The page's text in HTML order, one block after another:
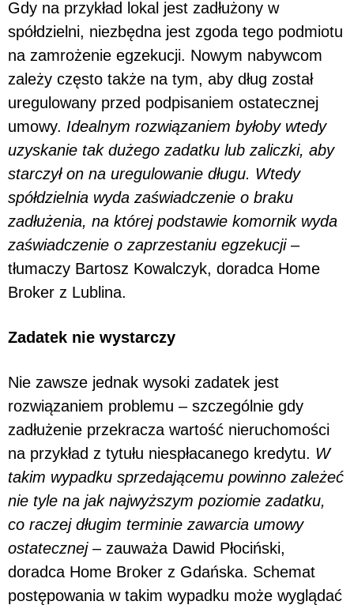
Gdy na przykład lokal jest zadłużony w
spółdzielni, niezbędna jest zgoda tego podmiotu
na zamrożenie egzekucji. Nowym nabywcom
zależy często także na tym, aby dług został
uregulowany przed podpisaniem ostatecznej
umowy. Idealnym rozwiązaniem byłoby wtedy
uzyskanie tak dużego zadatku lub zaliczki, aby
starczył on na uregulowanie długu. Wtedy
spółdzielnia wyda zaświadczenie o braku
zadłużenia, na której podstawie komornik wyda
zaświadczenie o zaprzestaniu egzekucji–
tłumaczy Bartosz Kowalczyk, doradca Home
Broker z Lublina.
Zadatek nie wystarczy
Nie zawsze jednak wysoki zadatek jest
rozwiązaniem problemu – szczególnie gdy
zadłużenie przekracza wartość nieruchomości
na przykład z tytułu niespłacanego kredytu. W
takim wypadku sprzedającemu powinno zależeć
nie tyle na jak najwyższym poziomie zadatku,
co raczej długim terminie zawarcia umowy
ostatecznej– zauważa Dawid Płociński,
doradca Home Broker z Gdańska. Schemat
postępowania w takim wypadku może wyglądać